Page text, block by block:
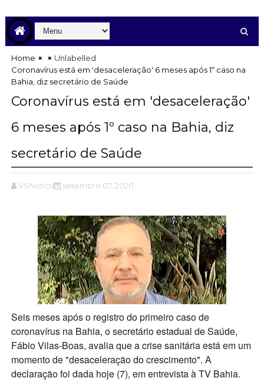
Home
Unlabelled
Coronavírus está em 'desaceleração' 6 meses após 1º caso na
Bahia, diz secretário de Saúde
Coronavírus está em 'desaceleração'
6 meses após 1º caso na Bahia, diz
secretário de Saúde
VSNotícias setembro 07, 2020
Seis meses após o registro do primeiro caso de
coronavírus na Bahia, o secretário estadual de Saúde,
Fábio Vilas-Boas, avalia que a crise sanitária está em um
momento de "desaceleração do crescimento". A
declaração foi dada hoje (7), em entrevista à TV Bahia.